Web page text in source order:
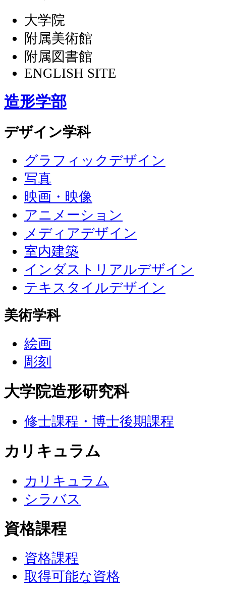
大学院
附属美術館
附属図書館
ENGLISH SITE
造形学部
デザイン学科
グラフィックデザイン
写真
映画・映像
アニメーション
メディアデザイン
室内建築
インダストリアルデザイン
テキスタイルデザイン
美術学科
絵画
彫刻
大学院造形研究科
修士課程・博士後期課程
カリキュラム
カリキュラム
シラバス
資格課程
資格課程
取得可能な資格